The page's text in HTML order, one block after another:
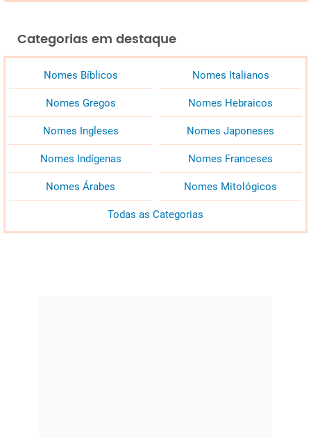
Categorias em destaque
Nomes Bíblicos Nomes Italianos
Nomes Gregos Nomes Hebraicos
Nomes Ingleses Nomes Japoneses
Nomes Indígenas Nomes Franceses
Nomes Árabes Nomes Mitológicos
Todas as Categorias